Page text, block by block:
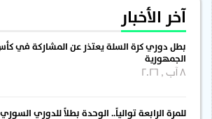
آخر الأخبار
بطل دوري كرة السلة يعتذر عن المشاركة في كأس
الجمهورية
للمرة الرابعة توالياً.. الوحدة بطلاً للدوري السوري